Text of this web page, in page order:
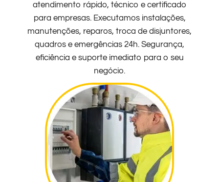
atendimento rápido, técnico e certificado
para empresas. Executamos instalações,
manutenções, reparos, troca de disjuntores,
quadros e emergências 24h. Segurança,
eficiência e suporte imediato para o seu
negócio.